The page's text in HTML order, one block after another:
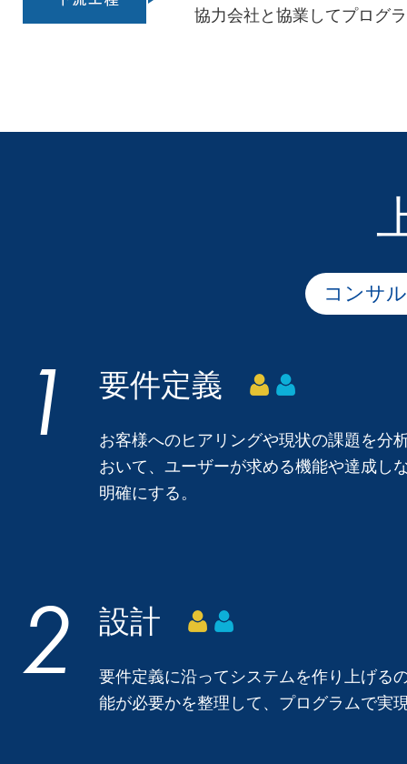
協力会社と協業してプログ
コンサ
要件定義
お客様へのヒアリングや現状の課題を分
おいて、ユーザーが求める機能や達成し
明確にする。
設計
要件定義に沿ってシステムを作り上げる
能が必要かを整理して、プログラムで実